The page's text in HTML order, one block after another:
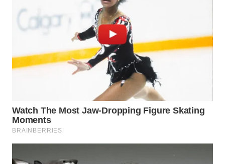
WAHANA
TANI
ADVOKAT
WAHANA
KONSUMEN